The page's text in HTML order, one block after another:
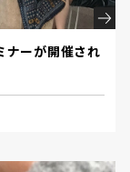
ナーが開催され